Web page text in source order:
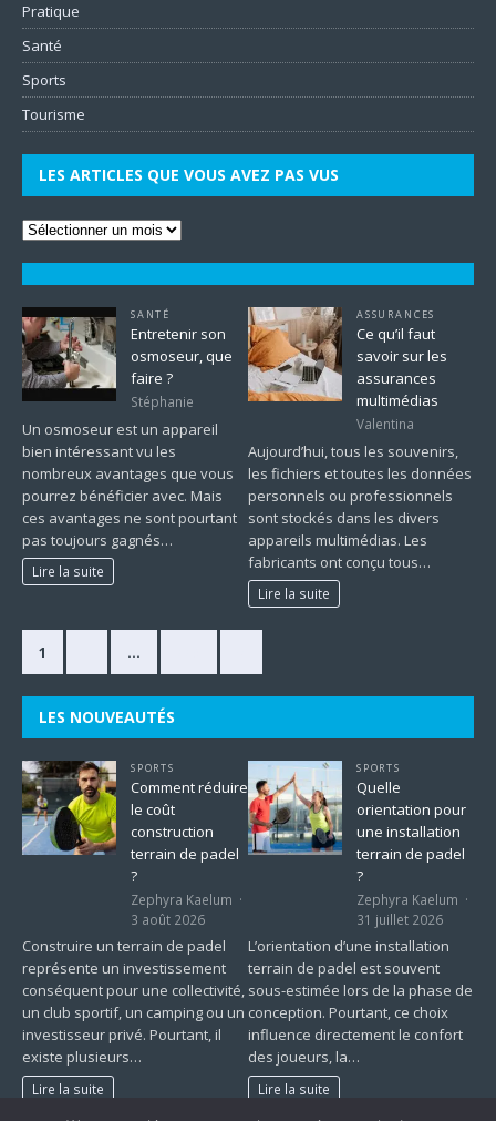
Pratique
Santé
Sports
Tourisme
LES ARTICLES QUE VOUS AVEZ PAS VUS
SANTÉ
Entretenir son
osmoseur, que
faire ?
Stéphanie
Un osmoseur est un appareil
bien intéressant vu les
nombreux avantages que vous
pourrez bénéficier avec. Mais
ces avantages ne sont pourtant
pas toujours gagnés…
Lire la suite
ASSURANCES
Ce qu’il faut
savoir sur les
assurances
multimédias
Valentina
Aujourd’hui, tous les souvenirs,
les fichiers et toutes les données
personnels ou professionnels
sont stockés dans les divers
appareils multimédias. Les
fabricants ont conçu tous…
Lire la suite
1 …
LES NOUVEAUTÉS
SPORTS
Comment réduire
le coût
construction
terrain de padel
?
Zephyra Kaelum
3 août 2026
Construire un terrain de padel
représente un investissement
conséquent pour une collectivité,
un club sportif, un camping ou un
investisseur privé. Pourtant, il
existe plusieurs…
Lire la suite
SPORTS
Quelle
orientation pour
une installation
terrain de padel
?
Zephyra Kaelum
31 juillet 2026
L’orientation d’une installation
terrain de padel est souvent
sous-estimée lors de la phase de
conception. Pourtant, ce choix
influence directement le confort
des joueurs, la…
Lire la suite